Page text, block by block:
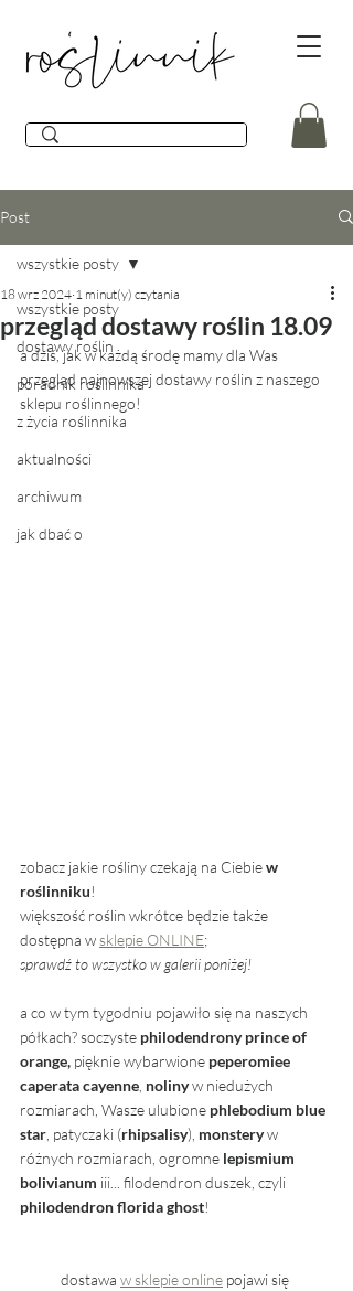
Post
wszystkie posty
dostawy roślin
poradnik roślinnika
z życia roślinnika
aktualności
archiwum
jak dbać o
wszystkie posty
przegląd dostawy roślin 18.09
18 wrz 2024 1 minut(y) czytania
a dziś, jak w każdą środę mamy dla Was
przegląd najnowszej dostawy roślin z naszego
sklepu roślinnego!
zobacz jakie rośliny czekają na Ciebie w
roślinniku!
większość roślin wkrótce będzie także
dostępna w sklepie ONLINE;
sprawdź to wszystko w galerii poniżej!
a co w tym tygodniu pojawiło się na naszych
półkach? soczyste philodendrony prince of
orange, pięknie wybarwione peperomiee
caperata cayenne, noliny w niedużych
rozmiarach, Wasze ulubione phlebodium blue
star, patyczaki (rhipsalisy), monstery w
różnych rozmiarach, ogromne lepismium
bolivianum iii... filodendron duszek, czyli
philodendron florida ghost!
dostawa w sklepie online pojawi się